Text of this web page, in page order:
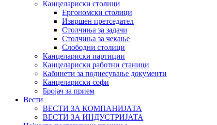
Канцелариски столици
Ергономски столици
Извршен претседател
Столчиња за задачи
Столчиња за чекање
Слободни столици
Канцелариски партиции
Канцелариски работни станици
Кабинети за поднесување документи
Канцелариски софи
Бројач за прием
Вести
ВЕСТИ ЗА КОМПАНИЈАТА
ВЕСТИ ЗА ИНДУСТРИЈАТА